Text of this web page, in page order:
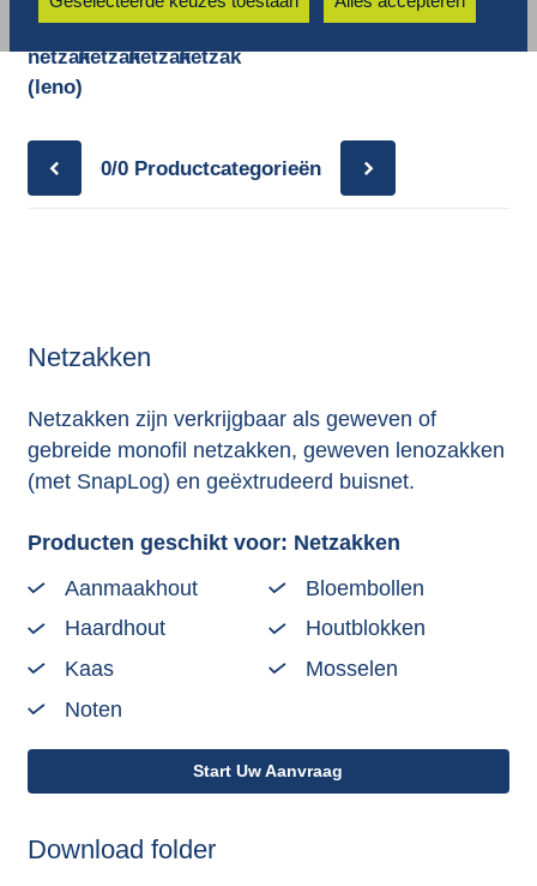
Geweven
netzak
(leno)
Monofil
netzak
Monofil
netzak
Monofil
netzak
Buisnet
0/0 Productcategorieën
Netzakken
Netzakken zijn verkrijgbaar als geweven of
gebreide monofil netzakken, geweven lenozakken
(met SnapLog) en geëxtrudeerd buisnet.
Producten geschikt voor: Netzakken
Aanmaakhout
Bloembollen
Haardhout
Houtblokken
Kaas
Mosselen
Noten
Start Uw Aanvraag
Download folder